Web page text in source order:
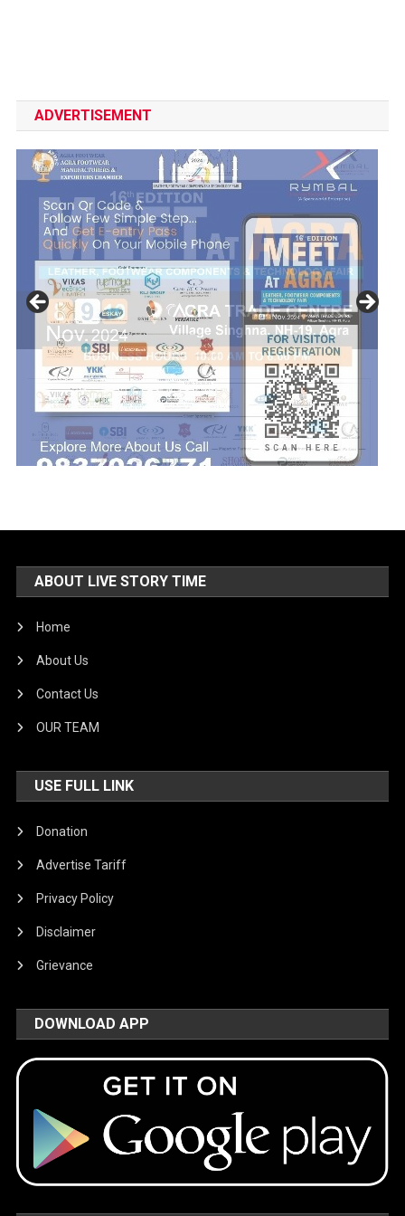
ADVERTISEMENT
ABOUT LIVE STORY TIME
Home
About Us
Contact Us
OUR TEAM
USE FULL LINK
Donation
Advertise Tariff
Privacy Policy
Disclaimer
Grievance
DOWNLOAD APP